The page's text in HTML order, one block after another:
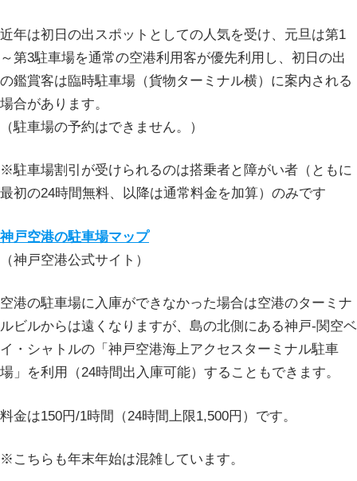
近年は初日の出スポットとしての人気を受け、元旦は第1
～第3駐車場を通常の空港利用客が優先利用し、初日の出
の鑑賞客は臨時駐車場（貨物ターミナル横）に案内される
場合があります。
（駐車場の予約はできません。）
※駐車場割引が受けられるのは搭乗者と障がい者（ともに
最初の24時間無料、以降は通常料金を加算）のみです
神戸空港の駐車場マップ
（神戸空港公式サイト）
空港の駐車場に入庫ができなかった場合は空港のターミナ
ルビルからは遠くなりますが、島の北側にある神戸-関空ベ
イ・シャトルの「神戸空港海上アクセスターミナル駐車
場」を利用（24時間出入庫可能）することもできます。
料金は150円/1時間（24時間上限1,500円）です。
※こちらも年末年始は混雑しています。